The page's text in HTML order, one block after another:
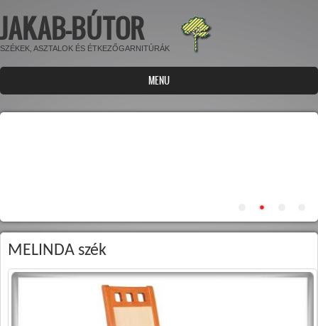
Ugrás a tartalomra
JAKAB-BÚTOR
SZÉKEK, ASZTALOK ÉS ÉTKEZŐGARNITÚRÁK
MENU
MELINDA szék